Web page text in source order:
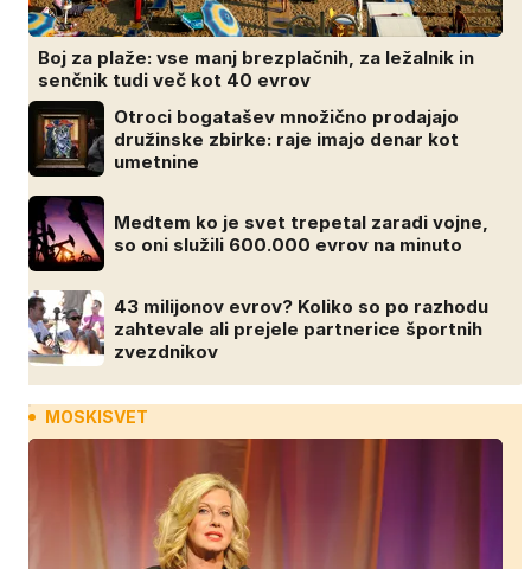
Boj za plaže: vse manj brezplačnih, za ležalnik in
senčnik tudi več kot 40 evrov
Otroci bogatašev množično prodajajo
družinske zbirke: raje imajo denar kot
umetnine
Medtem ko je svet trepetal zaradi vojne,
so oni služili 600.000 evrov na minuto
43 milijonov evrov? Koliko so po razhodu
zahtevale ali prejele partnerice športnih
zvezdnikov
MOSKISVET